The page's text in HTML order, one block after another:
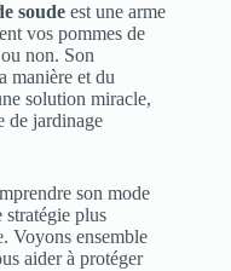
soude est une arme
vos pommes de
non. Son
manière et du
solution miracle,
de jardinage
son mode
stratégie plus
Voyons ensemble
aider à protéger